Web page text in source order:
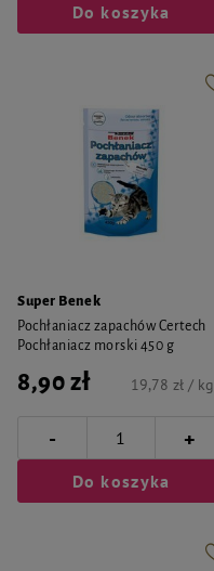
Do koszyka
Super Benek
Pochłaniacz zapachów Certech
Pochłaniacz morski 450 g
8,90 zł 19,78 zł / kg
- +
Do koszyka